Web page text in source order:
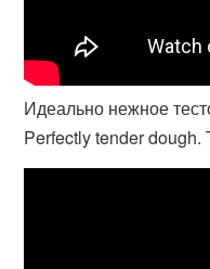
Идеально нежное
Perfectly tender dough.